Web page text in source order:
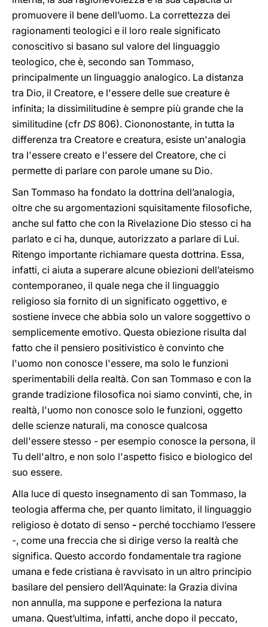
promuovere il bene dell’uomo. La correttezza dei
ragionamenti teologici e il loro reale significato
conoscitivo si basano sul valore del linguaggio
teologico, che è, secondo san Tommaso,
principalmente un linguaggio analogico. La distanza
tra Dio, il Creatore, e l'essere delle sue creature è
infinita; la dissimilitudine è sempre più grande che la
similitudine (cfr DS 806). Ciononostante, in tutta la
differenza tra Creatore e creatura, esiste un'analogia
tra l'essere creato e l'essere del Creatore, che ci
permette di parlare con parole umane su Dio.
San Tommaso ha fondato la dottrina dell’analogia,
oltre che su argomentazioni squisitamente filosofiche,
anche sul fatto che con la Rivelazione Dio stesso ci ha
parlato e ci ha, dunque, autorizzato a parlare di Lui.
Ritengo importante richiamare questa dottrina. Essa,
infatti, ci aiuta a superare alcune obiezioni dell’ateismo
contemporaneo, il quale nega che il linguaggio
religioso sia fornito di un significato oggettivo, e
sostiene invece che abbia solo un valore soggettivo o
semplicemente emotivo. Questa obiezione risulta dal
fatto che il pensiero positivistico è convinto che
l'uomo non conosce l'essere, ma solo le funzioni
sperimentabili della realtà. Con san Tommaso e con la
grande tradizione filosofica noi siamo convinti, che, in
realtà, l'uomo non conosce solo le funzioni, oggetto
delle scienze naturali, ma conosce qualcosa
dell'essere stesso - per esempio conosce la persona, il
Tu dell'altro, e non solo l'aspetto fisico e biologico del
suo essere.
Alla luce di questo insegnamento di san Tommaso, la
teologia afferma che, per quanto limitato, il linguaggio
religioso è dotato di senso - perché tocchiamo l’essere
-, come una freccia che si dirige verso la realtà che
significa. Questo accordo fondamentale tra ragione
umana e fede cristiana è ravvisato in un altro principio
basilare del pensiero dell’Aquinate: la Grazia divina
non annulla, ma suppone e perfeziona la natura
umana. Quest’ultima, infatti, anche dopo il peccato,